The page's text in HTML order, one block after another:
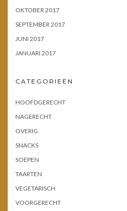
OKTOBER 2017
SEPTEMBER 2017
JUNI 2017
JANUARI 2017
CATEGORIEËN
HOOFDGERECHT
NAGERECHT
OVERIG
SNACKS
SOEPEN
TAARTEN
VEGETARISCH
VOORGERECHT